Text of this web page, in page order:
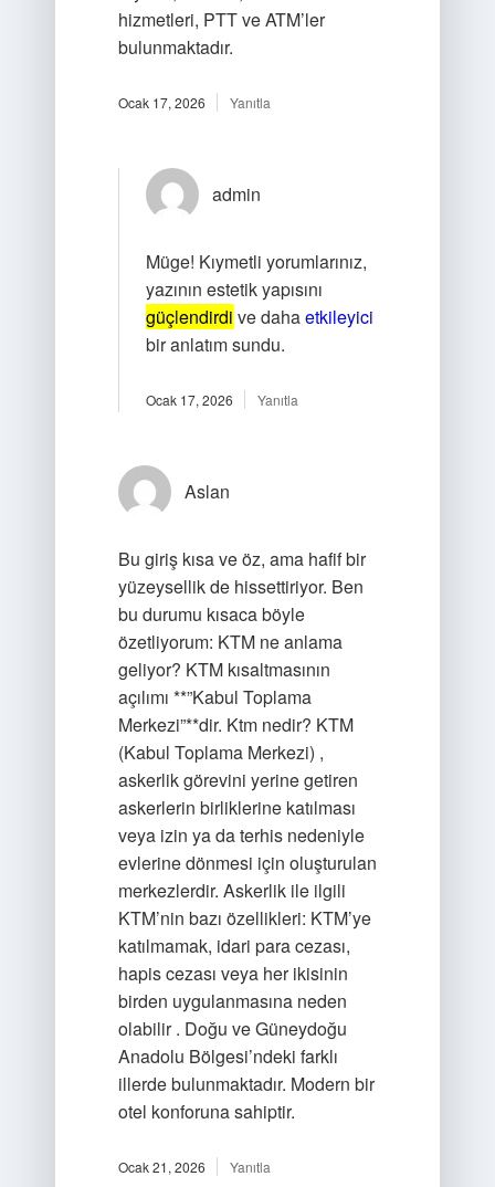
hizmetleri, PTT ve ATM’ler
bulunmaktadır.
Ocak 17, 2026 Yanıtla
admin
Müge! Kıymetli yorumlarınız,
yazının estetik yapısını
güçlendirdi ve dahaetkileyici
bir anlatım sundu.
Ocak 17, 2026 Yanıtla
Aslan
Bu giriş kısa ve öz, ama hafif bir
yüzeysellik de hissettiriyor. Ben
bu durumu kısaca böyle
özetliyorum: KTM ne anlama
geliyor? KTM kısaltmasının
açılımı **”Kabul Toplama
Merkezi”**dir. Ktm nedir? KTM
(Kabul Toplama Merkezi) ,
askerlik görevini yerine getiren
askerlerin birliklerine katılması
veya izin ya da terhis nedeniyle
evlerine dönmesi için oluşturulan
merkezlerdir. Askerlik ile ilgili
KTM’nin bazı özellikleri: KTM’ye
katılmamak, idari para cezası,
hapis cezası veya her ikisinin
birden uygulanmasına neden
olabilir . Doğu ve Güneydoğu
Anadolu Bölgesi’ndeki farklı
illerde bulunmaktadır. Modern bir
otel konforuna sahiptir.
Ocak 21, 2026 Yanıtla